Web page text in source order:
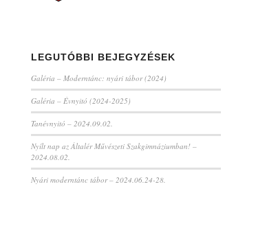
LEGUTÓBBI BEJEGYZÉSEK
Galéria – Moderntánc: nyári tábor (2024)
Galéria – Évnyitó (2024-2025)
Tanévnyitó – 2024.09.02.
Nyílt nap az Általér Művészeti Szakgimnáziumban! –
2024.08.02.
Nyári moderntánc tábor – 2024.06.24-28.